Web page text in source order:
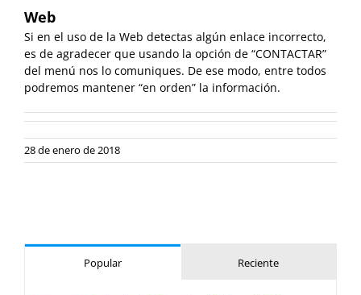
Web
Si en el uso de la Web detectas algún enlace incorrecto,
es de agradecer que usando la opción de “CONTACTAR”
del menú nos lo comuniques. De ese modo, entre todos
podremos mantener “en orden” la información.
28 de enero de 2018
Popular Reciente